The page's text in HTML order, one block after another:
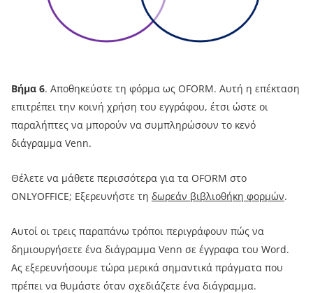
Βήμα 6. Αποθηκεύστε τη φόρμα ως OFORM. Αυτή η επέκταση
επιτρέπει την κοινή χρήση του εγγράφου, έτσι ώστε οι
παραλήπτες να μπορούν να συμπληρώσουν το κενό
διάγραμμα Venn.
Θέλετε να μάθετε περισσότερα για τα OFORM στο
ONLYOFFICE; Εξερευνήστε τη δωρεάν βιβλιοθήκη φορμών.
Αυτοί οι τρεις παραπάνω τρόποι περιγράφουν πώς να
δημιουργήσετε ένα διάγραμμα Venn σε έγγραφα του Word.
Ας εξερευνήσουμε τώρα μερικά σημαντικά πράγματα που
πρέπει να θυμάστε όταν σχεδιάζετε ένα διάγραμμα.